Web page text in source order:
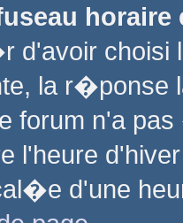
horaire
choisi
la r�ponse
forum n'a
l'heure
d'une